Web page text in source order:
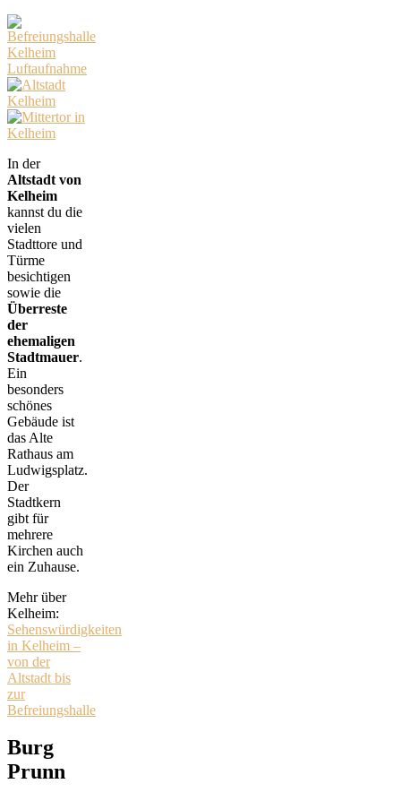
In der
Altstadt von
Kelheim
kannst du die
vielen
Stadttore und
Türme
besichtigen
sowie die
Überreste
der
ehemaligen
Stadtmauer.
Ein
besonders
schönes
Gebäude ist
das Alte
Rathaus am
Ludwigsplatz.
Der
Stadtkern
gibt für
mehrere
Kirchen auch
ein Zuhause.
Mehr über
Kelheim:
Sehenswürdigkeiten
in Kelheim –
von der
Altstadt bis
zur
Befreiungshalle
Burg
Prunn